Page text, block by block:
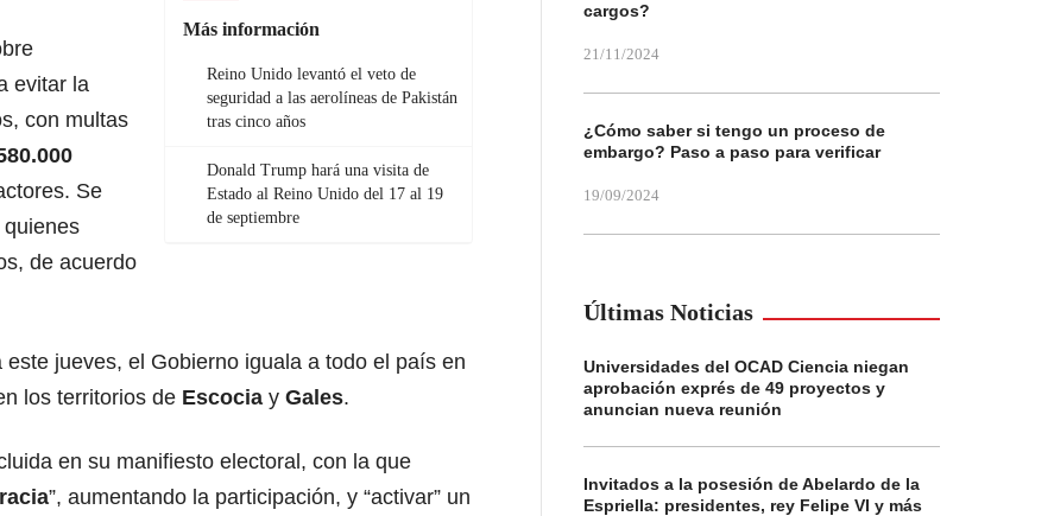
Más información
Reino Unido levantó el veto de
seguridad a las aerolíneas de Pakistán
tras cinco años
Donald Trump hará una visita de
Estado al Reino Unido del 17 al 19
de septiembre
evitar la
con multas
Se
de acuerdo
jueves, el Gobierno iguala a todo el país en
los territorios de Escocia y Gales.
en su manifiesto electoral, con la que
”, aumentando la participación, y “activar” un
cargos?
21/11/2024
¿Cómo saber si tengo un proceso de
embargo? Paso a paso para verificar
19/09/2024
Últimas Noticias
Universidades del OCAD Ciencia niegan
aprobación exprés de 49 proyectos y
anuncian nueva reunión
Invitados a la posesión de Abelardo de la
Espriella: presidentes, rey Felipe VI y más